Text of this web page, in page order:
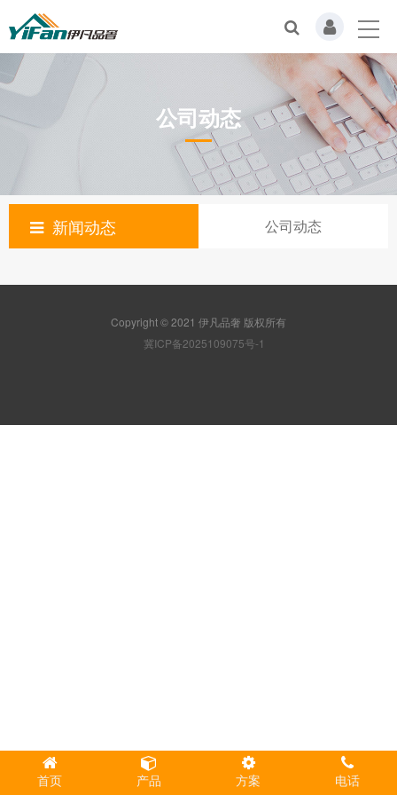
公司动态
新闻动态 公司动态
Copyright © 2021 伊凡品奢 版权所有
冀ICP备2025109075号-1
首页 产品 方案 电话